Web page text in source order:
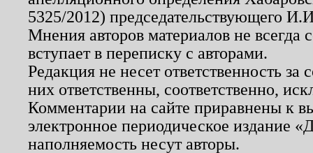
5325/2012) председательствующего
Мнения авторов материалов не
вступает в переписку с авторами.
Редакция не несет ответственность
них ответственны, соответственно,
Комментарии на сайте приравнены к
электронное периодическое издание
наполняемость несут авторы.